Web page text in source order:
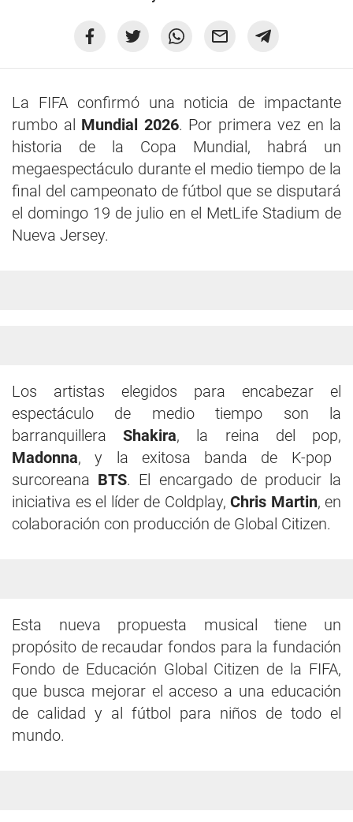
La FIFA confirmó una noticia de impactante
rumbo al Mundial 2026. Por primera vez en la
historia de la Copa Mundial, habrá un
megaespectáculo durante el medio tiempo de la
final del campeonato de fútbol que se disputará
el domingo 19 de julio en el MetLife Stadium de
Nueva Jersey.
Los artistas elegidos para encabezar el
espectáculo de medio tiempo son la
barranquillera Shakira, la reina del pop,
Madonna, y la exitosa banda de K-pop
surcoreana BTS. El encargado de producir la
iniciativa es el líder de Coldplay, Chris Martin, en
colaboración con producción de Global Citizen.
Esta nueva propuesta musical tiene un
propósito de recaudar fondos para la fundación
Fondo de Educación Global Citizen de la FIFA,
que busca mejorar el acceso a una educación
de calidad y al fútbol para niños de todo el
mundo.